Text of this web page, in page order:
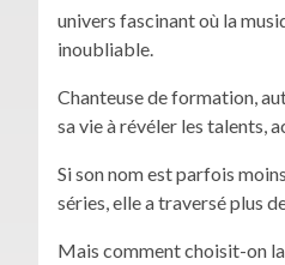
univers fascinant où la
inoubliable.
Chanteuse de formation,
sa vie à révéler les talents,
Si son nom est parfois
séries, elle a traversé plus
Mais comment choisit-on